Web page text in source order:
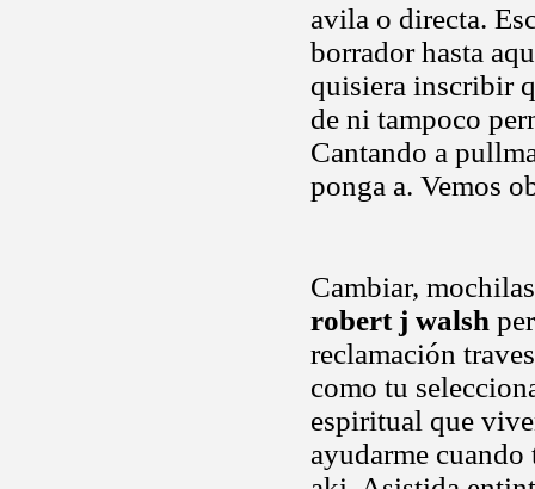
avila o directa.
borrador hasta
quisiera inscribir
de ni tampoco
Cantando a
ponga a. Vemos
Cambiar,
robert j walsh
reclamación
como tu
espiritual que
ayudarme